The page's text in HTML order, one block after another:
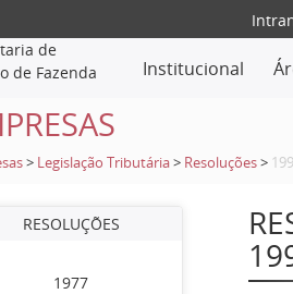
de
de Fazenda
Institucional
> Legislação Tributária > Resoluções >
RESOLUÇÕES
1977